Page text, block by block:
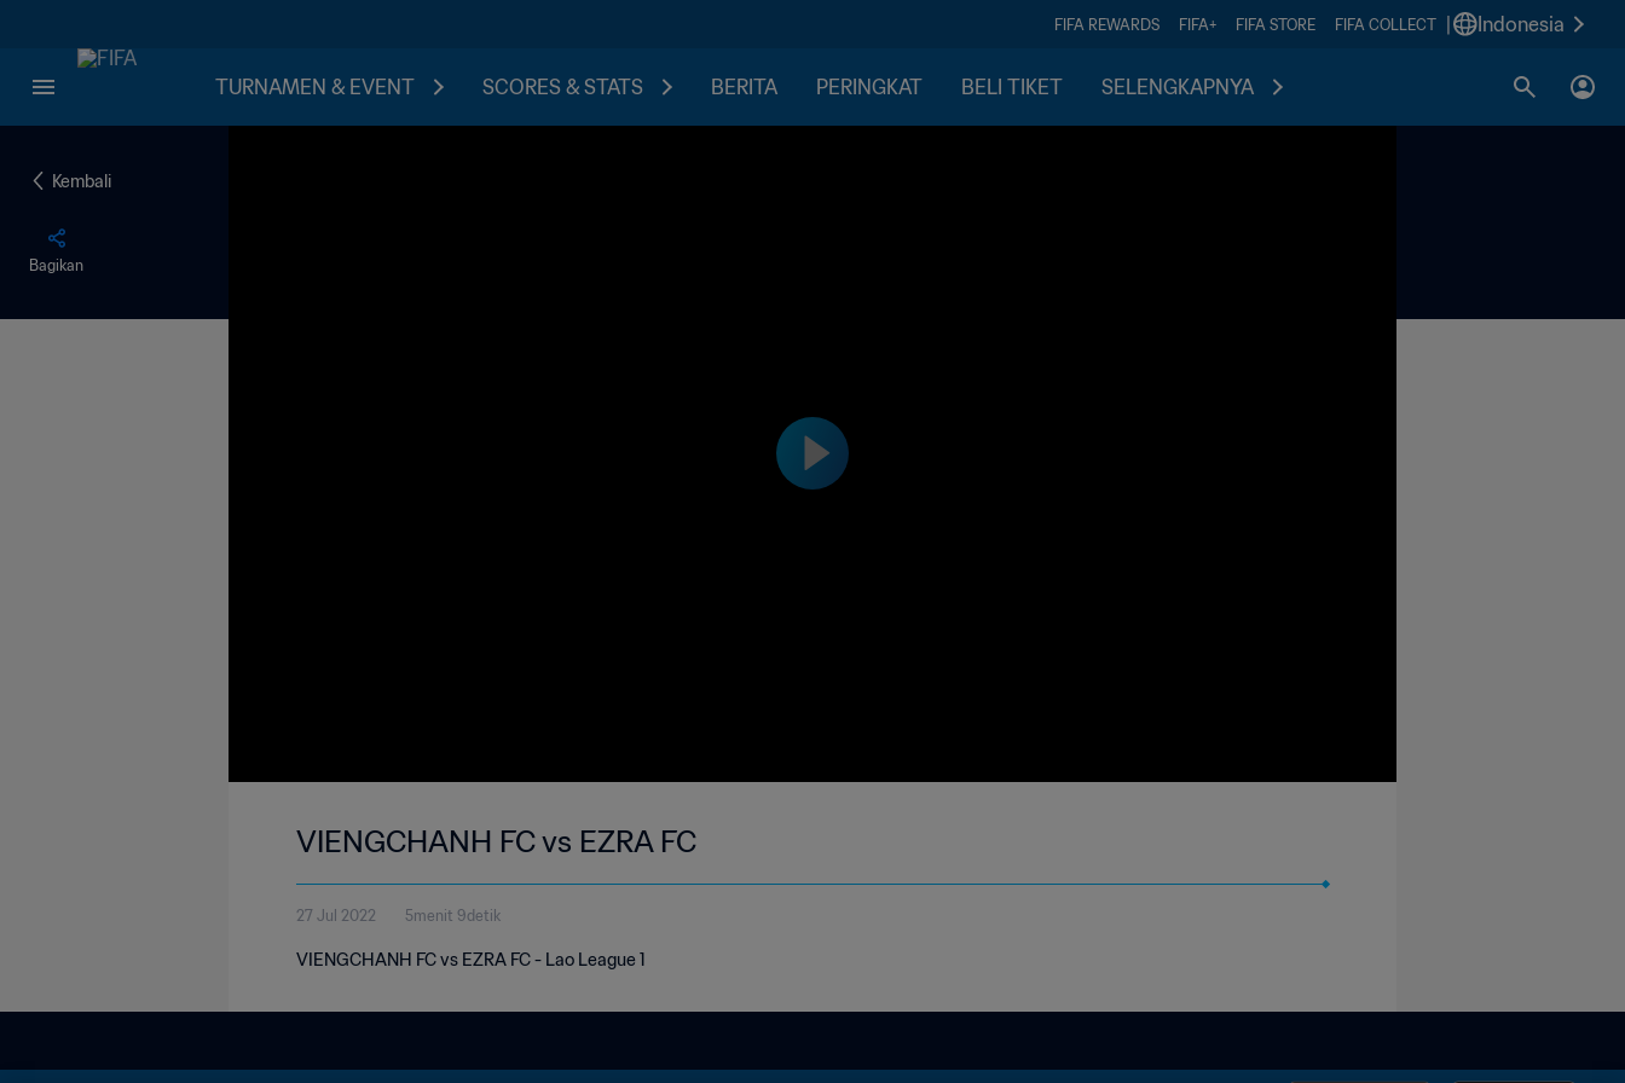
FIFA REWARDS FIFA+ FIFA STORE FIFA COLLECT Indonesia
TURNAMEN & EVENT SCORES & STATS BERITA PERINGKAT BELI TIKET SELENGKAPNYA
Kembali
Bagikan
VIENGCHANH FC vs EZRA FC
27 Jul 2022 5menit 9detik
VIENGCHANH FC vs EZRA FC - Lao League 1